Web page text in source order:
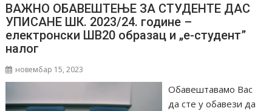
ВАЖНО ОБАВЕШТЕЊЕ ЗА СТУДЕНТЕ ДАС
УПИСАНЕ ШК. 2023/24. године –
електронски ШВ20 образац и „е-студент”
налог
новембар 15, 2023
Обавештавамо Вас
да сте у обавези да